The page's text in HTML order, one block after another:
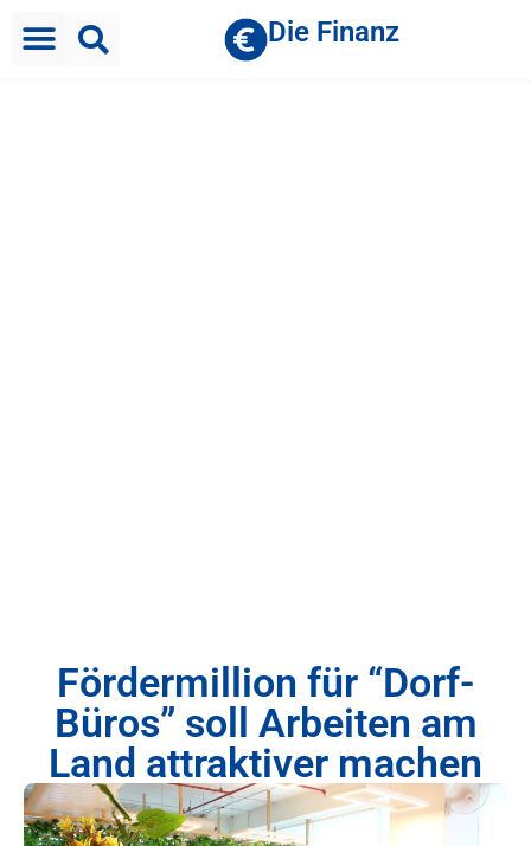
Die Finanz
Fördermillion für “Dorf-
Büros” soll Arbeiten am
Land attraktiver machen